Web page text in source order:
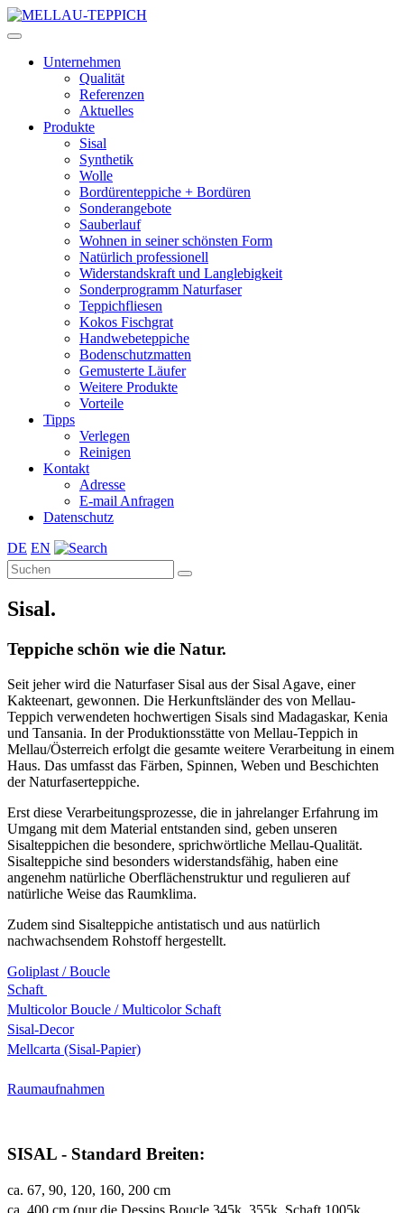
Unternehmen
Qualität
Referenzen
Aktuelles
Produkte
Sisal
Synthetik
Wolle
Bordürenteppiche + Bordüren
Sonderangebote
Sauberlauf
Wohnen in seiner schönsten Form
Natürlich professionell
Widerstandskraft und Langlebigkeit
Sonderprogramm Naturfaser
Teppichfliesen
Kokos Fischgrat
Handwebeteppiche
Bodenschutzmatten
Gemusterte Läufer
Weitere Produkte
Vorteile
Tipps
Verlegen
Reinigen
Kontakt
Adresse
E-mail Anfragen
Datenschutz
DE EN
Sisal.
Teppiche schön wie die Natur.
Seit jeher wird die Naturfaser Sisal aus der Sisal Agave, einer
Kakteenart, gewonnen. Die Herkunftsländer des von Mellau-
Teppich verwendeten hochwertigen Sisals sind Madagaskar, Kenia
und Tansania. In der Produktionsstätte von Mellau-Teppich in
Mellau/Österreich erfolgt die gesamte weitere Verarbeitung in einem
Haus. Das umfasst das Färben, Spinnen, Weben und Beschichten
der Naturfaserteppiche.
Erst diese Verarbeitungsprozesse, die in jahrelanger Erfahrung im
Umgang mit dem Material entstanden sind, geben unseren
Sisalteppichen die besondere, sprichwörtliche Mellau-Qualität.
Sisalteppiche sind besonders widerstandsfähig, haben eine
angenehm natürliche Oberflächenstruktur und regulieren auf
natürliche Weise das Raumklima.
Zudem sind Sisalteppiche antistatisch und aus natürlich
nachwachsendem Rohstoff hergestellt.
Goliplast / Boucle
Schaft
Multicolor Boucle / Multicolor Schaft
Sisal-Decor
Mellcarta (Sisal-Papier)
Raumaufnahmen
SISAL - Standard Breiten:
ca. 67, 90, 120, 160, 200 cm